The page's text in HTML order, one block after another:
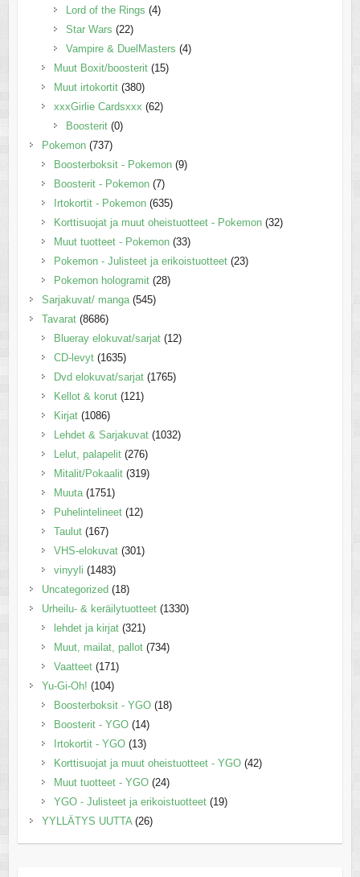
Lord of the Rings (4)
Star Wars (22)
Vampire & DuelMasters (4)
Muut Boxit/boosterit (15)
Muut irtokortit (380)
xxxGirlie Cardsxxx (62)
Boosterit (0)
Pokemon (737)
Boosterboksit - Pokemon (9)
Boosterit - Pokemon (7)
Irtokortit - Pokemon (635)
Korttisuojat ja muut oheistuotteet - Pokemon (32)
Muut tuotteet - Pokemon (33)
Pokemon - Julisteet ja erikoistuotteet (23)
Pokemon hologramit (28)
Sarjakuvat/ manga (545)
Tavarat (8686)
Blueray elokuvat/sarjat (12)
CD-levyt (1635)
Dvd elokuvat/sarjat (1765)
Kellot & korut (121)
Kirjat (1086)
Lehdet & Sarjakuvat (1032)
Lelut, palapelit (276)
Mitalit/Pokaalit (319)
Muuta (1751)
Puhelintelineet (12)
Taulut (167)
VHS-elokuvat (301)
vinyyli (1483)
Uncategorized (18)
Urheilu- & keräilytuotteet (1330)
lehdet ja kirjat (321)
Muut, mailat, pallot (734)
Vaatteet (171)
Yu-Gi-Oh! (104)
Boosterboksit - YGO (18)
Boosterit - YGO (14)
Irtokortit - YGO (13)
Korttisuojat ja muut oheistuotteet - YGO (42)
Muut tuotteet - YGO (24)
YGO - Julisteet ja erikoistuotteet (19)
YYLLÄTYS UUTTA (26)